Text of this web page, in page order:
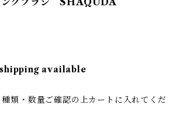
available
類・数量ご確認の上カートに入れてくだ